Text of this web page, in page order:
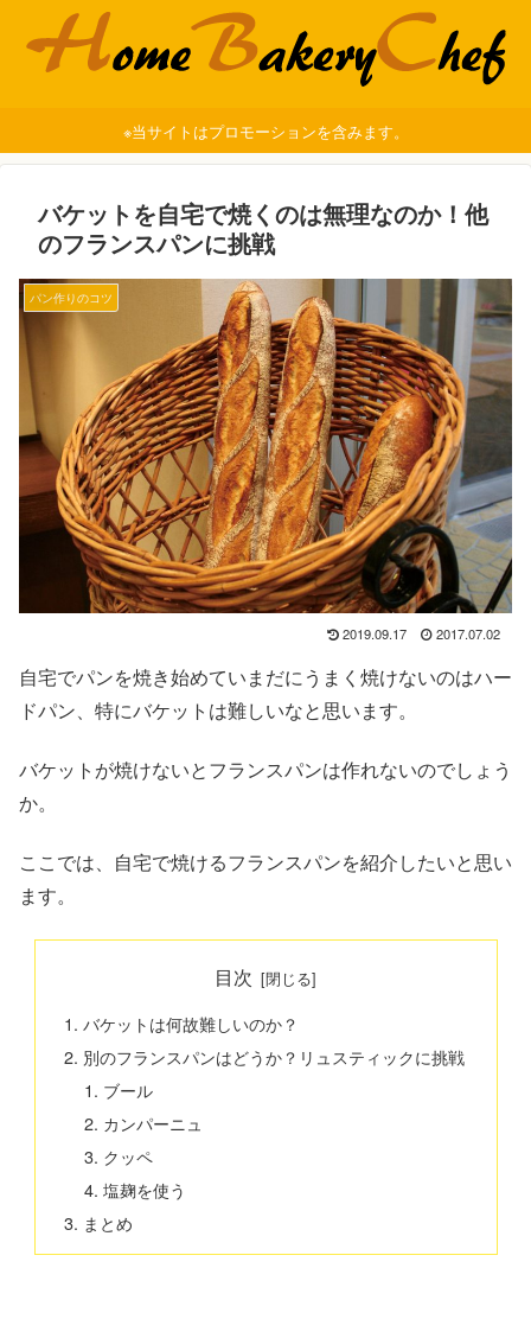
※当サイトはプロモーションを含みます。
バケットを自宅で焼くのは無理なのか！他
のフランスパンに挑戦
パン作りのコツ
2019.09.17 2017.07.02
自宅でパンを焼き始めていまだにうまく焼けないのはハー
ドパン、特にバケットは難しいなと思います。
バケットが焼けないとフランスパンは作れないのでしょう
か。
ここでは、自宅で焼けるフランスパンを紹介したいと思い
ます。
目次
バケットは何故難しいのか？
別のフランスパンはどうか？リュスティックに挑戦
ブール
カンパーニュ
クッペ
塩麹を使う
まとめ